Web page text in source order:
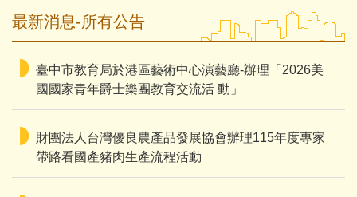
最新消息-所有公告
臺中市教育局於港區藝術中心演藝廳-辦理「2026美
國國家青年爵士樂團教育交流活 動」
財團法人台灣優良農產品發展協會辦理115年度專家
帶路看國產豬肉生產流程活動